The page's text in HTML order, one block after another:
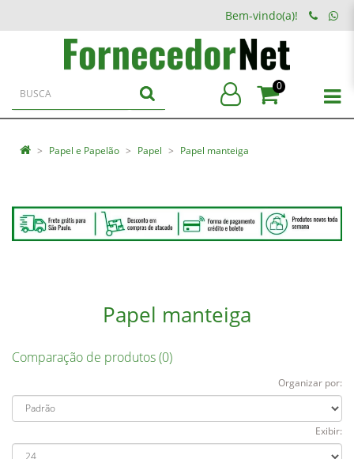
Bem-vindo(a)!
0
Papel e Papelão Papel Papel manteiga
Papel manteiga
Comparação de produtos (0)
Organizar por:
Exibir: